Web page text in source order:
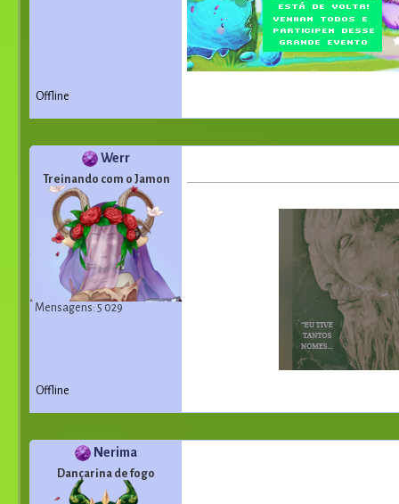
Offline
Werr
Treinando com o Jamon
Mensagens: 5 029
Offline
Nerima
Dançarina de fogo